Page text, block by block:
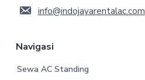
info@indojayarentalac.com
Navigasi
Sewa AC Standing